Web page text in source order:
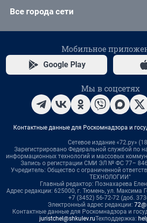
Все города сети
Мобильное
Google Play
Мы в соцсетях
Контактные данные для Роскомнадзора и
Сетевое издание «72.ру»
Зарегистрировано Федеральной службой по
информационных технологий и массовых
Запись о регистрации СМИ ЭЛ № ФС 77–
Учредитель: Общество с ограниченной
ТЕХНОЛОГИИ"
Главный редактор: Познахарева
Адрес редакции: 625000, г. Тюмень, ул. Максима
+7 (3452) 56-72-72 (доб.
Электронный адрес редакции:
Контактные данные для Роскомнадзора и
juristchel@shkulev.ruТехподдержка: